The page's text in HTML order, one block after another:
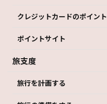
クレジットカードのポイント
ポイントサイト
旅支度
旅行を計画する